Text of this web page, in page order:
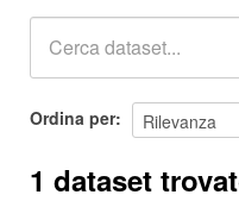
Ordina per
1 dataset